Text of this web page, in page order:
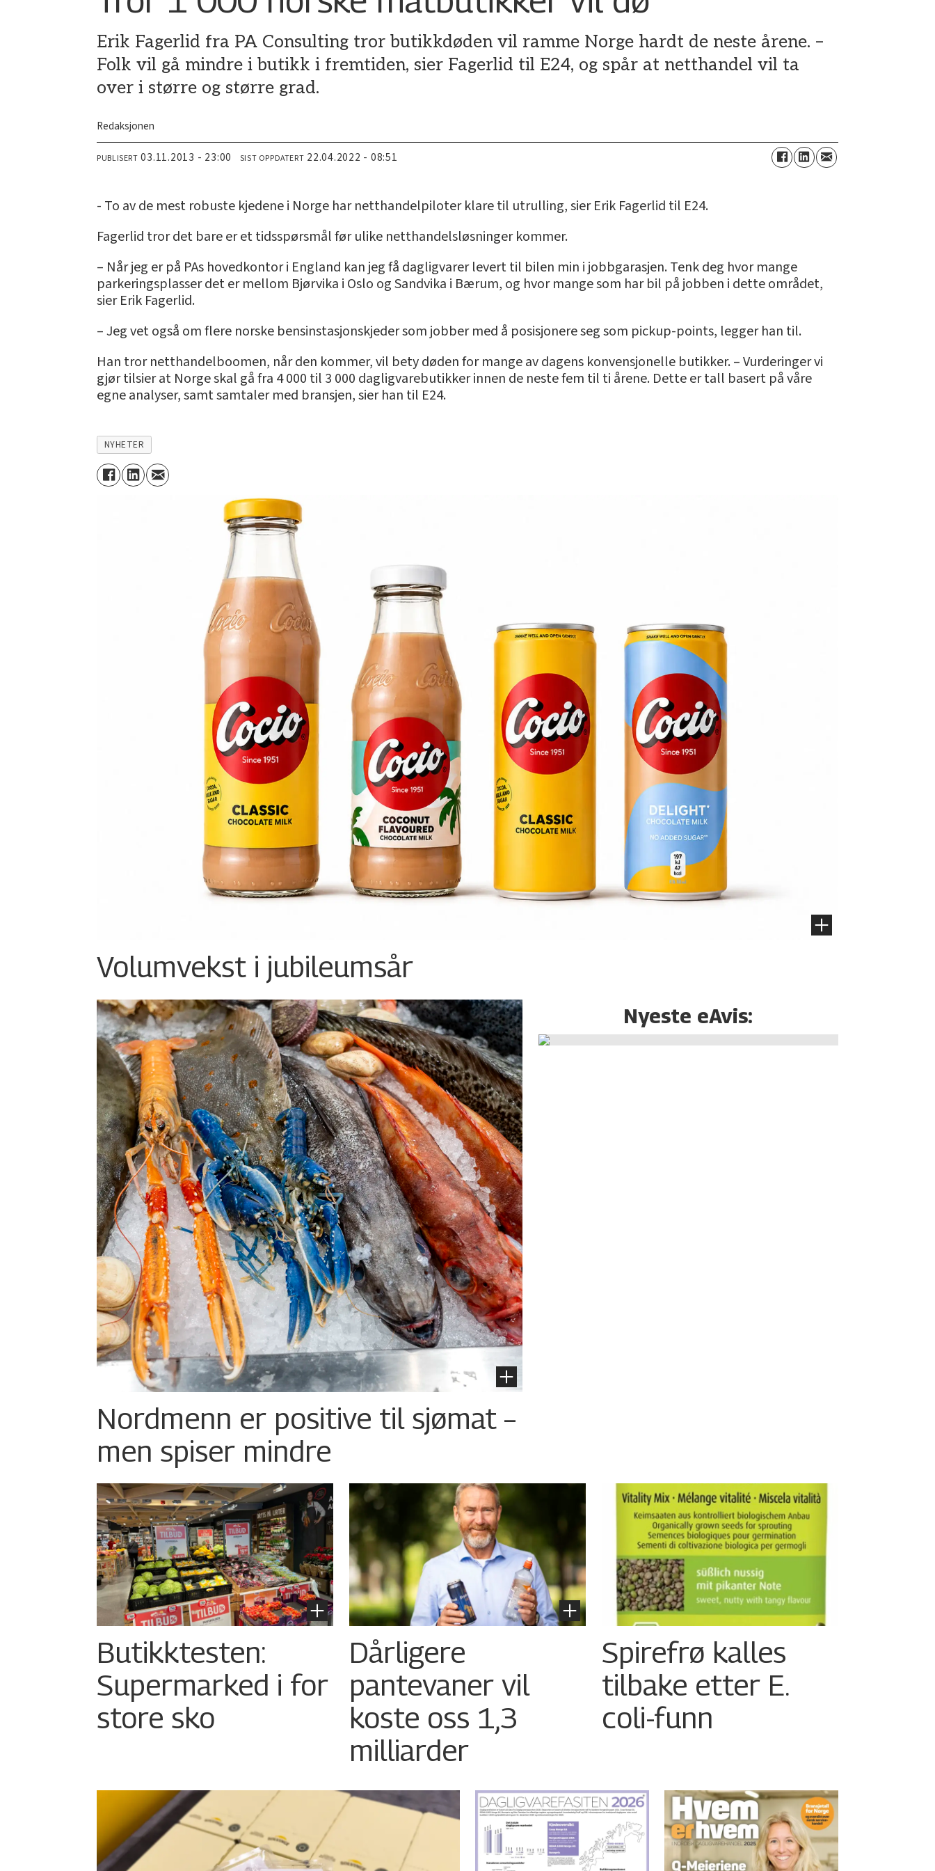
Erik Fagerlid fra PA Consulting tror butikkdøden vil ramme Norge hardt de neste årene. –
Folk vil gå mindre i butikk i fremtiden, sier Fagerlid til E24, og spår at netthandel vil ta
over i større og større grad.
Redaksjonen
PUBLISERT 03.11.2013 - 23:00 SIST OPPDATERT 22.04.2022 - 08:51
- To av de mest robuste kjedene i Norge har netthandelpiloter klare til utrulling, sier Erik Fagerlid til E24.
Fagerlid tror det bare er et tidsspørsmål før ulike netthandelsløsninger kommer.
– Når jeg er på PAs hovedkontor i England kan jeg få dagligvarer levert til bilen min i jobbgarasjen. Tenk deg hvor mange
parkeringsplasser det er mellom Bjørvika i Oslo og Sandvika i Bærum, og hvor mange som har bil på jobben i dette området,
sier Erik Fagerlid.
– Jeg vet også om flere norske bensinstasjonskjeder som jobber med å posisjonere seg som pickup-points, legger han til.
Han tror netthandelboomen, når den kommer, vil bety døden for mange av dagens konvensjonelle butikker. – Vurderinger vi
gjør tilsier at Norge skal gå fra 4 000 til 3 000 dagligvarebutikker innen de neste fem til ti årene. Dette er tall basert på våre
egne analyser, samt samtaler med bransjen, sier han til E24.
NYHETER
Volumvekst i jubileumsår
Nordmenn er positive til sjømat –
men spiser mindre
Nyeste eAvis:
Butikktesten:
Supermarked i for
store sko
Dårligere
pantevaner vil
koste oss 1,3
milliarder
Spirefrø kalles
tilbake etter E.
coli-funn